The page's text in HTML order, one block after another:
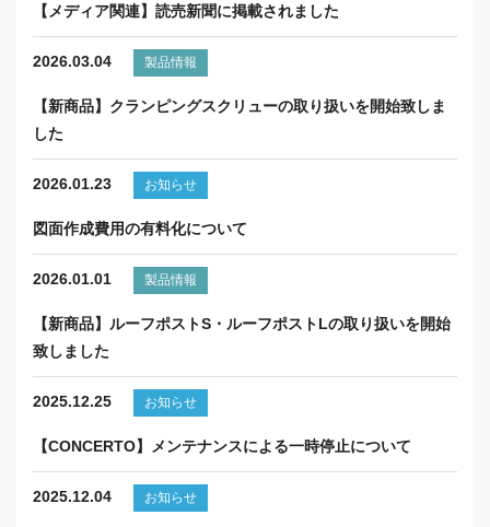
【メディア関連】読売新聞に掲載されました
2026.03.04 製品情報
【新商品】クランピングスクリューの取り扱いを開始致しま
した
2026.01.23 お知らせ
図面作成費用の有料化について
2026.01.01 製品情報
【新商品】ルーフポストS・ルーフポストLの取り扱いを開始
致しました
2025.12.25 お知らせ
【CONCERTO】メンテナンスによる一時停止について
2025.12.04 お知らせ